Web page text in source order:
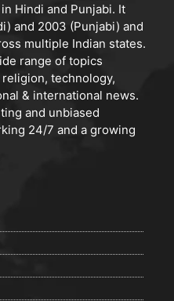
Hindi and Punjabi. It
and 2003 (Punjabi) and
multiple Indian states.
range of topics
technology,
& international news.
and unbiased
24/7 and a growing